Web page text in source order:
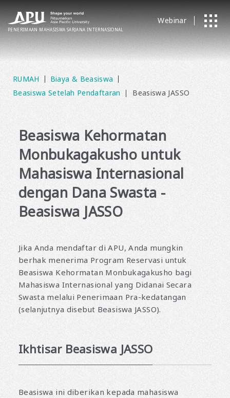
PENERIMAAN MAHASISWA SARJANA INTERNASIONAL
Webinar
RUMAH
Biaya & Beasiswa
Beasiswa Setelah Pendaftaran
Beasiswa JASSO
Beasiswa Kehormatan
Monbukagakusho untuk
Mahasiswa Internasional
dengan Dana Swasta -
Beasiswa JASSO
Jika Anda mendaftar di APU, Anda mungkin
berhak menerima Program Reservasi untuk
Beasiswa Kehormatan Monbukagakusho bagi
Mahasiswa Internasional yang Didanai Secara
Swasta melalui Penerimaan Pra-kedatangan
(selanjutnya disebut Beasiswa JASSO).
Ikhtisar Beasiswa JASSO
Beasiswa ini diberikan kepada mahasiswa